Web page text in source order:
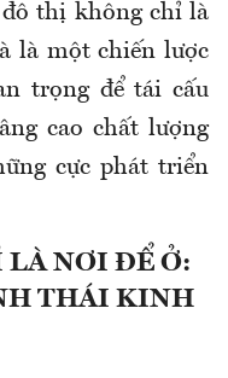
thị không chỉ là
là một chiến lược
trọng để tái cấu
cao chất lượng
cực phát triển
NƠI ĐỂ Ở:
THÁI KINH